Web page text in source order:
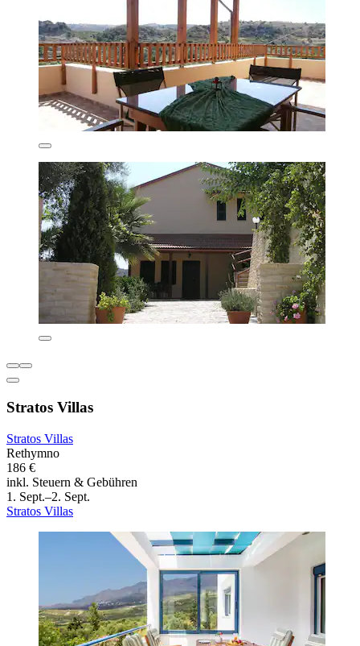
Stratos Villas
Stratos Villas
Rethymno
186 €
inkl. Steuern & Gebühren
1. Sept.–2. Sept.
Stratos Villas